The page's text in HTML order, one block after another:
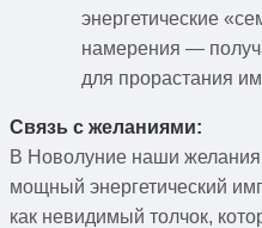
энергетические
намерения —
для прорастания
Связь с желаниями:
В Новолуние наши
мощный энергетический
как невидимый толчок,